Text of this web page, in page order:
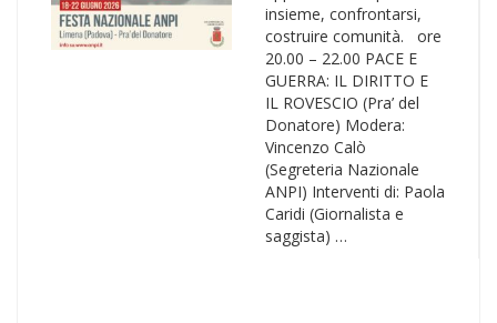
insieme, confrontarsi,
costruire comunità. ore
20.00 – 22.00 PACE E
GUERRA: IL DIRITTO E
IL ROVESCIO (Pra’ del
Donatore) Modera:
Vincenzo Calò
(Segreteria Nazionale
ANPI) Interventi di: Paola
Caridi (Giornalista e
saggista) …